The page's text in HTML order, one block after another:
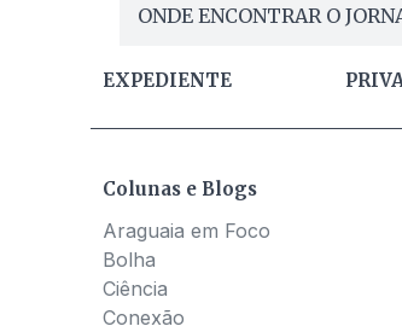
ONDE ENCONTRAR O
EXPEDIENTE
Colunas e Blogs
Araguaia em Foco
Bolha
Ciência
Conexão